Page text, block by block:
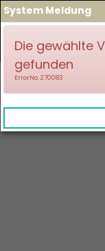
System Meldung
Die gewählte
gefunden
ErrorNo. 270083